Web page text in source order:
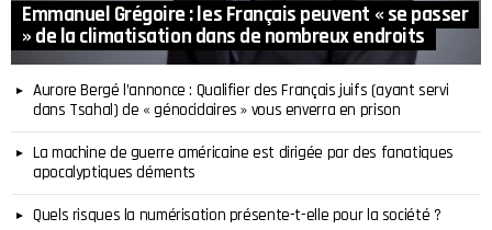
Emmanuel Grégoire : les Français peuvent « se passer
» de la climatisation dans de nombreux endroits
Aurore Bergé l’annonce : Qualifier des Français juifs (ayant servi
dans Tsahal) de « génocidaires » vous enverra en prison
La machine de guerre américaine est dirigée par des fanatiques
apocalyptiques déments
Quels risques la numérisation présente-t-elle pour la société ?